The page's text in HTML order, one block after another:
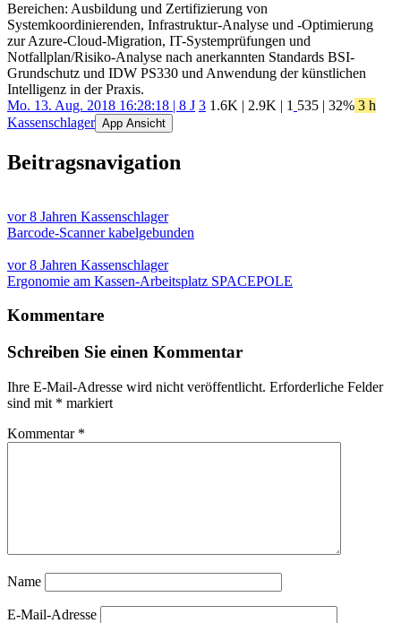
Bereichen: Ausbildung und Zertifizierung von
Systemkoordinierenden, Infrastruktur-Analyse und -Optimierung
zur Azure-Cloud-Migration, IT-Systemprüfungen und
Notfallplan/Risiko-Analyse nach anerkannten Standards BSI-
Grundschutz und IDW PS330 und Anwendung der künstlichen
Intelligenz in der Praxis.
Mo. 13. Aug. 2018 16:28:18 | 8 J 3 1.6K | 2.9K | 1 535 | 32% 3 h
Kassenschlager App Ansicht
Beitragsnavigation
vor 8 Jahren Kassenschlager
Barcode-Scanner kabelgebunden
vor 8 Jahren Kassenschlager
Ergonomie am Kassen-Arbeitsplatz SPACEPOLE
Kommentare
Schreiben Sie einen Kommentar
Ihre E-Mail-Adresse wird nicht veröffentlicht. Erforderliche Felder
sind mit * markiert
Kommentar *
Name
E-Mail-Adresse